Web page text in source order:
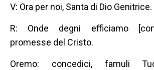
V: Ora per noi, Santa di Dio Genitrice.
R: Onde degni efficiamo
promesse del Cristo.
Oremo: concedici, famuli